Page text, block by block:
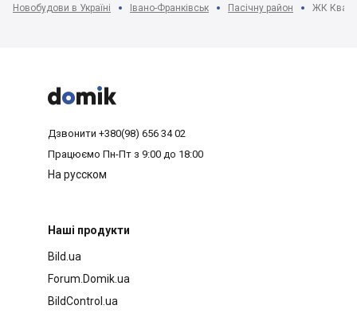
Новобудови в Україні Івано-Франківськ Пасічну район ЖК



Дзвонити +380(98) 656 34 02
Працюємо Пн-Пт з 9:00 до 18:00
На русском
Наші продукти
Bild.ua
Forum.Domik.ua
BildControl.ua